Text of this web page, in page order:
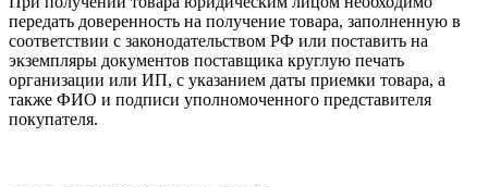
передать доверенность на получение товара, заполненную в
соответствии с законодательством РФ или поставить на
экземпляры документов поставщика круглую печать
организации или ИП, с указанием даты приемки товара, а
также ФИО и подписи уполномоченного представителя
покупателя.